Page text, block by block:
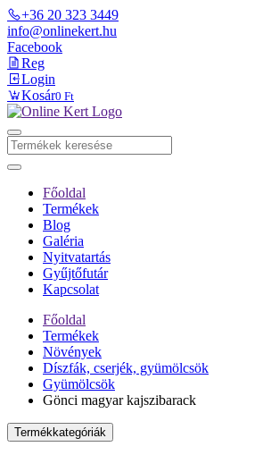
+36 20 323 3449
info@onlinekert.hu
Facebook
Reg
Login
Kosár0 Ft
Főoldal
Termékek
Blog
Galéria
Nyitvatartás
Gyűjtőfutár
Kapcsolat
Főoldal
Termékek
Növények
Díszfák, cserjék, gyümölcsök
Gyümölcsök
Gönci magyar kajszibarack
Termékkategóriák